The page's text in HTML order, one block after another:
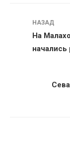
Навигация
НАЗАД
На
начались